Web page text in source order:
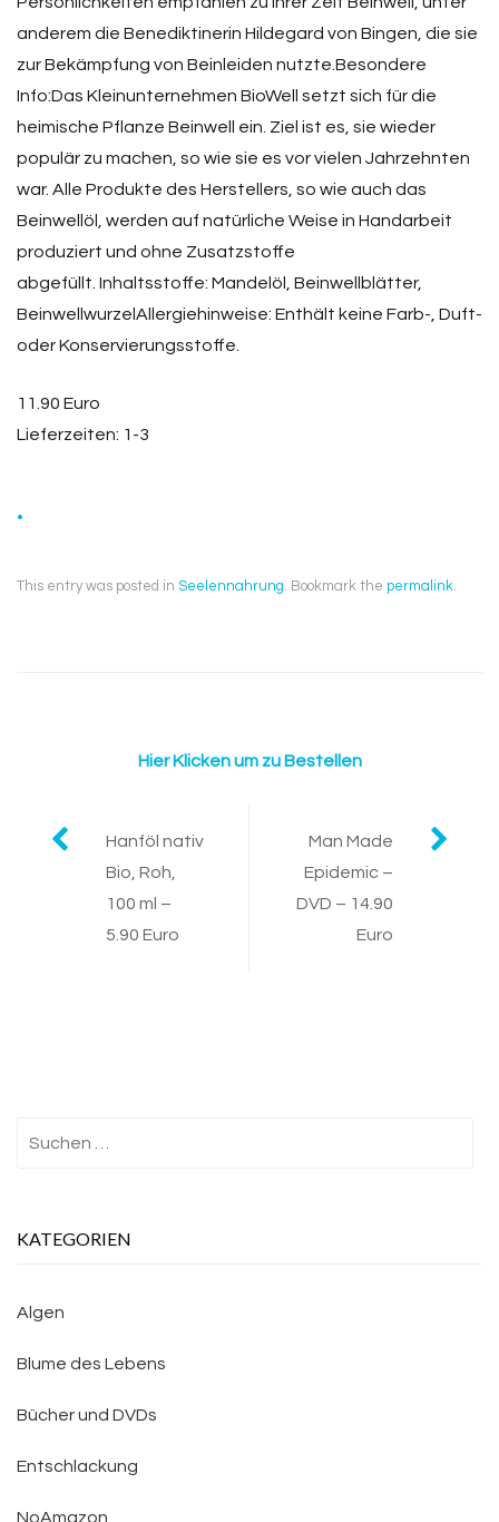
anderem die Benediktinerin Hildegard von Bingen, die sie
zur Bekämpfung von Beinleiden nutzte.Besondere
Info:Das Kleinunternehmen BioWell setzt sich für die
heimische Pflanze Beinwell ein. Ziel ist es, sie wieder
populär zu machen, so wie sie es vor vielen Jahrzehnten
war. Alle Produkte des Herstellers, so wie auch das
Beinwellöl, werden auf natürliche Weise in Handarbeit
produziert und ohne Zusatzstoffe
abgefüllt. Inhaltsstoffe: Mandelöl, Beinwellblätter,
BeinwellwurzelAllergiehinweise: Enthält keine Farb-, Duft-
oder Konservierungsstoffe.
11.90 Euro
Lieferzeiten: 1-3
.
This entry was posted in Seelennahrung . Bookmark the permalink
Hier Klicken um zu Bestellen
Post
navigation
Hanföl nativ
Bio, Roh,
100 ml –
5.90 Euro
Man Made
Epidemic –
DVD – 14.90
Euro
KATEGORIEN
Algen
Blume des Lebens
Bücher und DVDs
Entschlackung
NoAmazon